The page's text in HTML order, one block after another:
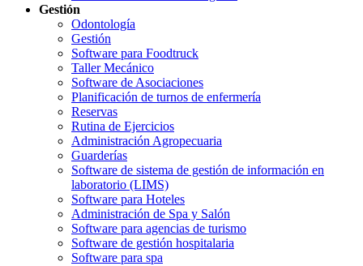
Gestión
Odontología
Gestión
Software para Foodtruck
Taller Mecánico
Software de Asociaciones
Planificación de turnos de enfermería
Reservas
Rutina de Ejercicios
Administración Agropecuaria
Guarderías
Software de sistema de gestión de información en
laboratorio (LIMS)
Software para Hoteles
Administración de Spa y Salón
Software para agencias de turismo
Software de gestión hospitalaria
Software para spa